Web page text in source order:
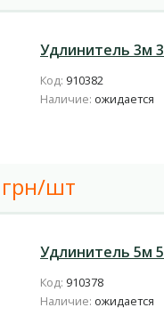
Удлинитель 3м
Код: 910382
Наличие: ожидается
грн/шт
Удлинитель 5м
Код: 910378
Наличие: ожидается